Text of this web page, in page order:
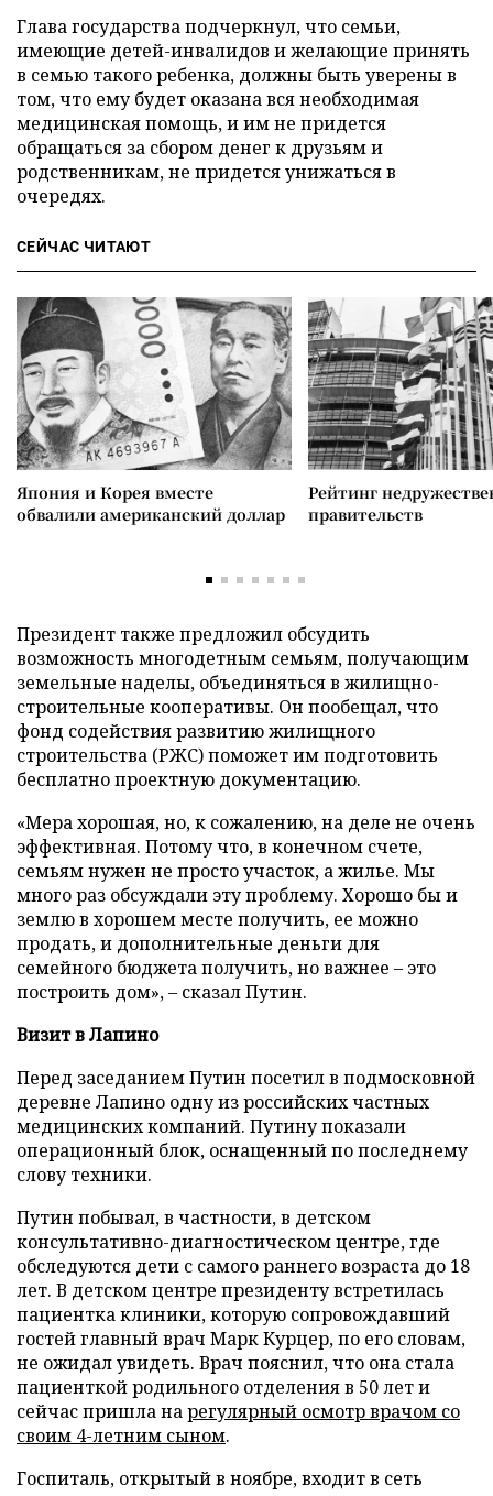
Глава государства подчеркнул, что семьи,
имеющие детей-инвалидов и желающие принять
в семью такого ребенка, должны быть уверены в
том, что ему будет оказана вся необходимая
медицинская помощь, и им не придется
обращаться за сбором денег к друзьям и
родственникам, не придется унижаться в
очередях.
СЕЙЧАС ЧИТАЮТ
Япония и Корея вместе
обвалили американский доллар
Рейтинг
правительств
Президент также предложил обсудить
возможность многодетным семьям, получающим
земельные наделы, объединяться в жилищно-
строительные кооперативы. Он пообещал, что
фонд содействия развитию жилищного
строительства (РЖС) поможет им подготовить
бесплатно проектную документацию.
«Мера хорошая, но, к сожалению, на деле не очень
эффективная. Потому что, в конечном счете,
семьям нужен не просто участок, а жилье. Мы
много раз обсуждали эту проблему. Хорошо бы и
землю в хорошем месте получить, ее можно
продать, и дополнительные деньги для
семейного бюджета получить, но важнее – это
построить дом»,– сказал Путин.
Визит в Лапино
Перед заседанием Путин посетил в подмосковной
деревне Лапино одну из российских частных
медицинских компаний. Путину показали
операционный блок, оснащенный по последнему
слову техники.
Путин побывал, в частности, в детском
консультативно-диагностическом центре, где
обследуются дети с самого раннего возраста до 18
лет. В детском центре президенту встретилась
пациентка клиники, которую сопровождавший
гостей главный врач Марк Курцер, по его словам,
не ожидал увидеть. Врач пояснил, что она стала
пациенткой родильного отделения в 50 лет и
сейчас пришла нарегулярный осмотр врачом со
своим 4-летним сыном.
Госпиталь, открытый в ноябре, входит в сеть